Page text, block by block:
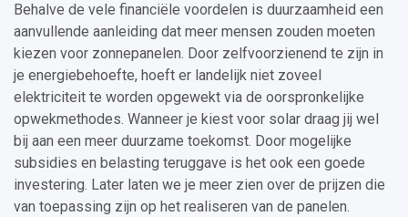
Behalve de vele financiële voordelen is duurzaamheid een
aanvullende aanleiding dat meer mensen zouden moeten
kiezen voor zonnepanelen. Door zelfvoorzienend te zijn in
je energiebehoefte, hoeft er landelijk niet zoveel
elektriciteit te worden opgewekt via de oorspronkelijke
opwekmethodes. Wanneer je kiest voor solar draag jij wel
bij aan een meer duurzame toekomst. Door mogelijke
subsidies en belasting teruggave is het ook een goede
investering. Later laten we je meer zien over de prijzen die
van toepassing zijn op het realiseren van de panelen.